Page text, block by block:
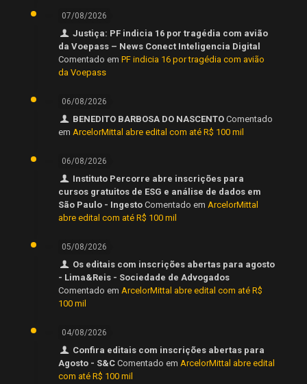
07/08/2026
Justiça: PF indicia 16 por tragédia com avião
da Voepass – News Conect Inteligencia Digital
Comentado em PF indicia 16 por tragédia com avião
da Voepass
06/08/2026
BENEDITO BARBOSA DO NASCENTO Comentado
em ArcelorMittal abre edital com até R$ 100 mil
06/08/2026
Instituto Percorre abre inscrições para
cursos gratuitos de ESG e análise de dados em
São Paulo - Ingesto Comentado em ArcelorMittal
abre edital com até R$ 100 mil
05/08/2026
Os editais com inscrições abertas para agosto
- Lima&Reis - Sociedade de Advogados
Comentado em ArcelorMittal abre edital com até R$
100 mil
04/08/2026
Confira editais com inscrições abertas para
Agosto - S&C Comentado em ArcelorMittal abre edital
com até R$ 100 mil